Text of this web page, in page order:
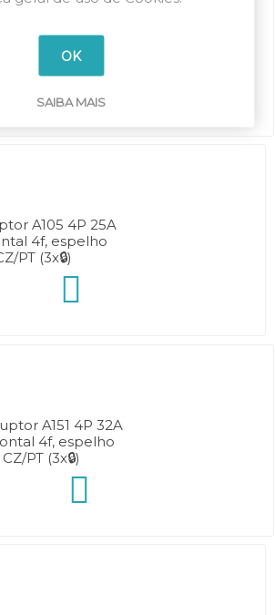
4f, espelho
CZ/PT (3x🔒)
A105 4P 25A
4f, espelho
PT (3x🔒)
A151 4P 32A
4f, espelho
CZ/PT (3x🔒)
OK
SAIBA MAIS